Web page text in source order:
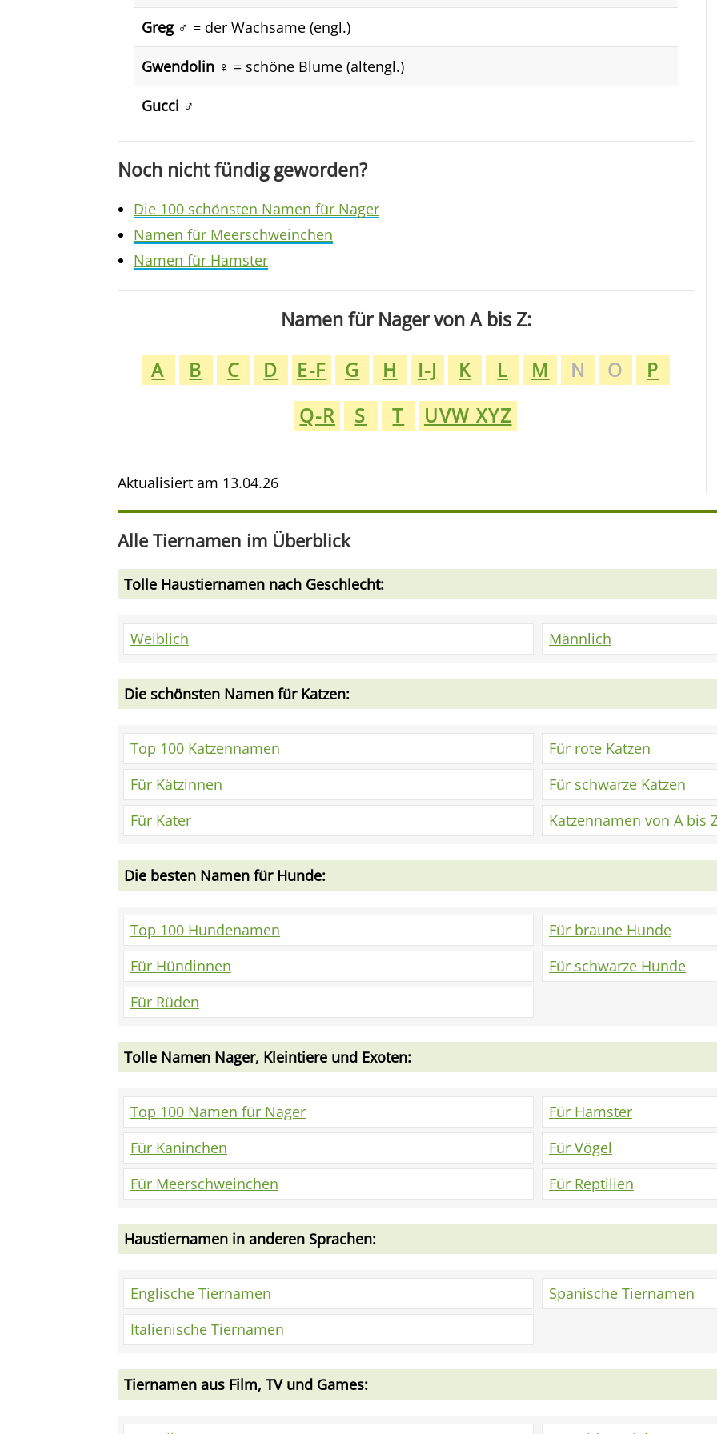
Greg ♂️ = der Wachsame (engl.)
Gwendolin ♀️ = schöne Blume (altengl.)
Gucci ♂️
Noch nicht fündig geworden?
Die 100 schönsten Namen für Nager
Namen für Meerschweinchen
Namen für Hamster
Namen für Nager von A bis Z:
A
B C D E-F G H I-J K L M N O
P
Q-R
S T UVW XYZ
Aktualisiert am 13.04.26
Alle Tiernamen im Überblick
Tolle Haustiernamen nach Geschlecht:
Weiblich Männlich
Die schönsten Namen für Katzen:
Top 100 Katzennamen
Für Kätzinnen
Für Kater
Für rote Katzen
Für schwarze Katzen
Katzennamen von A bis
Die besten Namen für Hunde:
Top 100 Hundenamen
Für Hündinnen
Für Rüden
Für braune Hunde
Für schwarze Hunde
Tolle Namen Nager, Kleintiere und Exoten:
Top 100 Namen für Nager
Für Kaninchen
Für Meerschweinchen
Für Hamster
Für Vögel
Für Reptilien
Haustiernamen in anderen Sprachen:
Englische Tiernamen
Italienische Tiernamen
Spanische Tiernamen
Tiernamen aus Film, TV und Games: